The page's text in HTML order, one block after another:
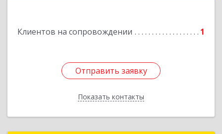
Клиентов на сопровождении 1
Отправить заявку
Показать контакты
Отправить заявку
Назад